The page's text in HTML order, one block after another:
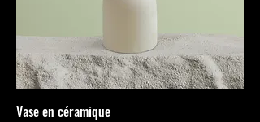
Vase en céramique